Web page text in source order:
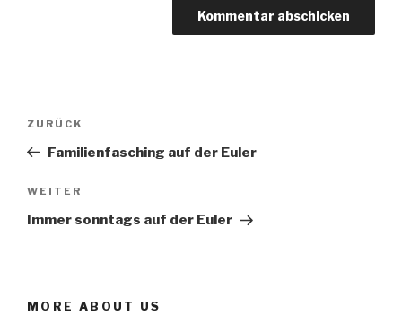
Beitragsnavigation
Vorheriger
Beitrag
ZURÜCK
Familienfasching auf der Euler
Nächster
Beitrag
WEITER
Immer sonntags auf der Euler
MORE ABOUT US